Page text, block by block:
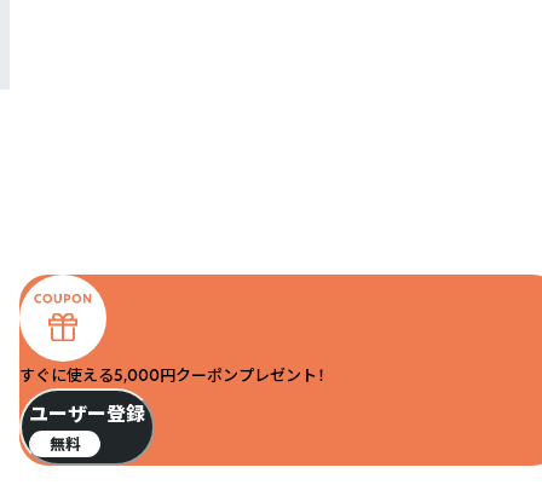
すぐに使える5,000円クーポンプレゼント！
ユーザー登録
無料